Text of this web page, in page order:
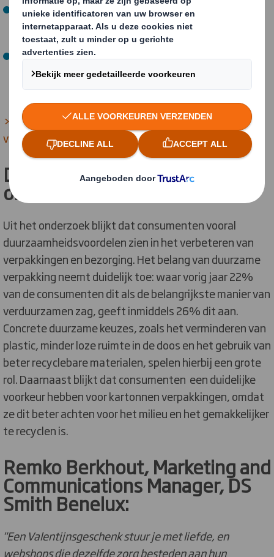
Retouren: gebruik verpakkingen die geschikt zijn voor
retourzendingen (1 op de 4 consumenten vindt dit
belangrijk).
Recyclen: gebruik symbolen die aangeven of een
verpakking gerecycled kan worden (1 op de 5
consumenten zoekt hiernaar
> Bekijk hier onze verschillende soorten e-commerce
verpakkingen
De verpakking als
onderscheidende factor
Uit het onderzoek blijkt dat consumenten vooral
duurzaamheidsvoordelen zien in het verbeteren van
verpakkingen en bezorging. Het belang van duurzame
verpakking neemt duidelijk toe: waar vorig jaar 22%
van de consumenten dit als de belangrijkste manier van
verduurzamen zag, geeft inmiddels 26% dit aan.
Concrete duurzame keuzes, zoals het verminderen van
plastic, minder loze ruimte in de doos en het gebruik van
beter recyclebare materialen, spelen hierbij een grote
rol. Daarnaast blijkt dat consumenten een duidelijke
voorkeur hebben voor kartonnen verpakkingen, omdat
ze dit beter achten voor het milieu en het gemakkelijker
te recyclen is.
Remko Berkhout, Marketing and
Communications Manager, DS
Smith Benelux:
"Een Valentijnsgeschenk stuur je met liefde, en
webshops die dezelfde zorg besteden aan hun